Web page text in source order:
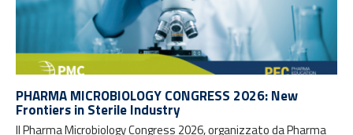
PHARMA MICROBIOLOGY CONGRESS 2026: New
Frontiers in Sterile Industry
Il Pharma Microbiology Congress 2026, organizzato da Pharma